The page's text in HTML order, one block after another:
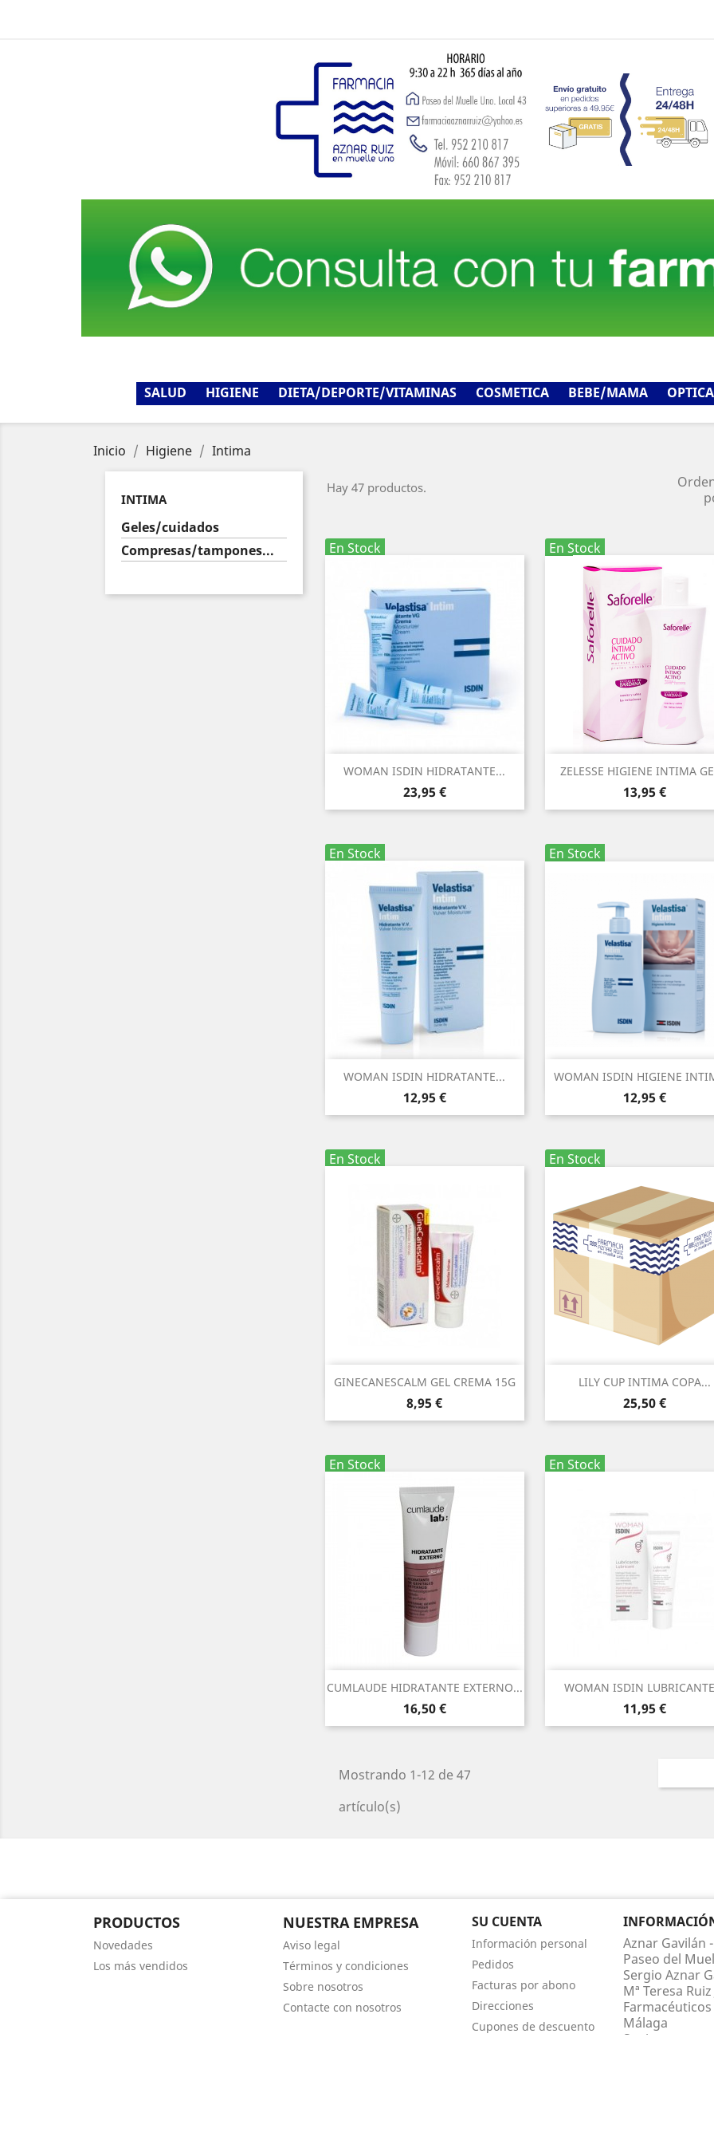
SALUD HIGIENE DIETA/DEPORTE/VITAMINAS COSMETICA BEBE/MAMA OPTICA
Inicio Higiene Intima
INTIMA
Geles/cuidados
Compresas/tampones...
Hay 47 productos.
En Stock
WOMAN ISDIN HIDRATANTE...
Precio
23,95 €
Vista rápida
En Stock
ZELESSE HIGIENE INTIMA
Precio
13,95 €
Vista rápida
En Stock
WOMAN ISDIN HIDRATANTE...
Precio
12,95 €
Vista rápida
En Stock
WOMAN ISDIN HIGIENE
Precio
12,95 €
Vista rápida
En Stock
GINECANESCALM GEL CREMA 15G
Precio
8,95 €
Vista rápida
En Stock
LILY CUP INTIMA COPA...
Precio
25,50 €
Vista rápida
En Stock
CUMLAUDE HIDRATANTE EXTERNO...
Precio
16,50 €
Vista rápida
En Stock
WOMAN ISDIN
Precio
11,95 €
Vista rápida
Mostrando 1-12 de 47
artículo(s)
PRODUCTOS
Novedades
Los más vendidos
NUESTRA EMPRESA
Aviso legal
Términos y condiciones
Sobre nosotros
Contacte con nosotros
SU CUENTA
Información personal
Pedidos
Facturas por abono
Direcciones
Cupones de descuento
Aznar Gavilán
Paseo del
Sergio Aznar
Mª Teresa
Málaga
Spain